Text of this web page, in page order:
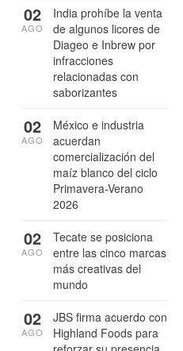
India prohíbe la venta
de algunos licores de
Diageo e Inbrew por
infracciones
relacionadas con
saborizantes
02
AGO
México e industria
acuerdan
comercialización del
maíz blanco del ciclo
Primavera-Verano
2026
02
AGO
Tecate se posiciona
entre las cinco marcas
más creativas del
mundo
02
AGO
JBS firma acuerdo con
Highland Foods para
02
AGO